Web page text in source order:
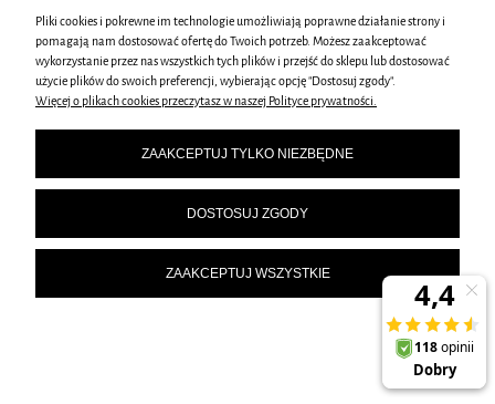
Pliki cookies i pokrewne im technologie umożliwiają poprawne działanie strony i
pomagają nam dostosować ofertę do Twoich potrzeb. Możesz zaakceptować
wykorzystanie przez nas wszystkich tych plików i przejść do sklepu lub dostosować
użycie plików do swoich preferencji, wybierając opcję "Dostosuj zgody".
Więcej o plikach cookies przeczytasz w naszej Polityce prywatności.
ZAAKCEPTUJ TYLKO NIEZBĘDNE
DOSTOSUJ ZGODY
ZAAKCEPTUJ WSZYSTKIE